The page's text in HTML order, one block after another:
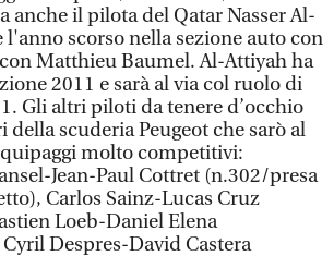
anche il pilota del Qatar Nasser Al-
scorso nella sezione auto con
Matthieu Baumel. Al-Attiyah ha
2011 e sarà al via col ruolo di
Gli altri piloti da tenere d’occhio
scuderia Peugeot che sarò al
molto competitivi:
Jean-Paul Cottret (n.302/presa
Carlos Sainz-Lucas Cruz
Loeb-Daniel Elena
Despres-David Castera